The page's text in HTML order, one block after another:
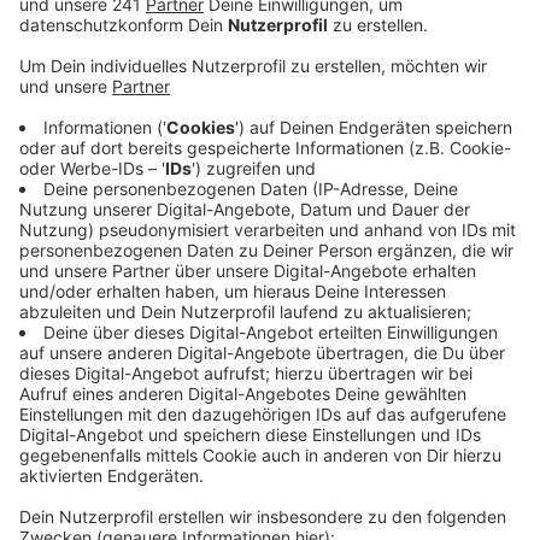
aufgehängt zu haben. Oder diese an gefährlichen
und falschen Orten platziert zu haben.
Veröffentlicht:Montag, 03.08.2020 11:35
Anzeige
Beim Wahlausschuss am Montag Nachmittag will die
FDP erreichen, dass die Parteien für ihr Vorgehen
bestraft werden. Sie will, dass die Parteien alle zu früh
aufgehängten Plakate abhängen sollen.
Außerdem fordert sie, dass an Laternen nur drei
Plakate angebracht werden dürfen. Die
zuletzt Angebrachten sollen abgehängt werden.
Die Stadtverwaltung hatte signalisiert, das Vorgehen
wollen.